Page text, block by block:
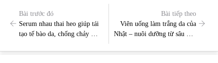
Bài trước đó
Serum nhau thai heo giúp tái
tạo tế bào da, chống chảy xệ,
Bài tiếp theo
Viên uống làm trắng da của
Nhật – nuôi dưỡng từ sâu bên